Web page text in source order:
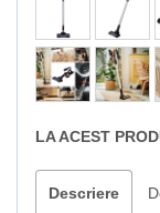
LA ACEST
Descriere